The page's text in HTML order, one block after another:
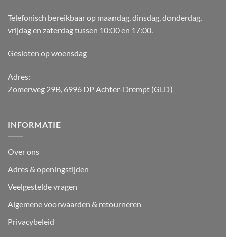
Telefonisch bereikbaar op maandag, dinsdag, donderdag,
vrijdag en zaterdag tussen 10:00 en 17:00.
Gesloten op woensdag
Adres:
Zomerweg 29B, 6996 DP Achter-Drempt (GLD)
INFORMATIE
Over ons
Adres & openingstijden
Veelgestelde vragen
Algemene voorwaarden & retourneren
Privacybeleid